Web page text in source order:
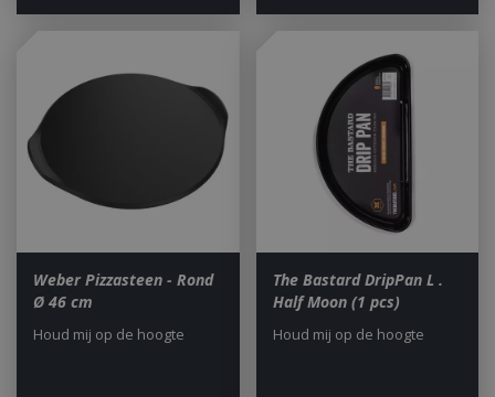
Weber Pizzasteen - Rond
Ø 46 cm
Houd mij op de hoogte
The Bastard DripPan L .
Half Moon (1 pcs)
Houd mij op de hoogte